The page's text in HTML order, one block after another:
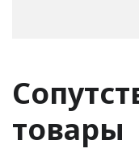
товары